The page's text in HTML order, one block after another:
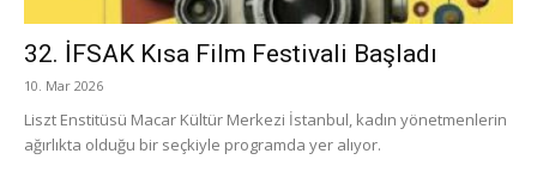
32. İFSAK Kısa Film Festivali Başladı
10. Mar 2026
Liszt Enstitüsü Macar Kültür Merkezi İstanbul, kadın yönetmenlerin
ağırlıkta olduğu bir seçkiyle programda yer alıyor.